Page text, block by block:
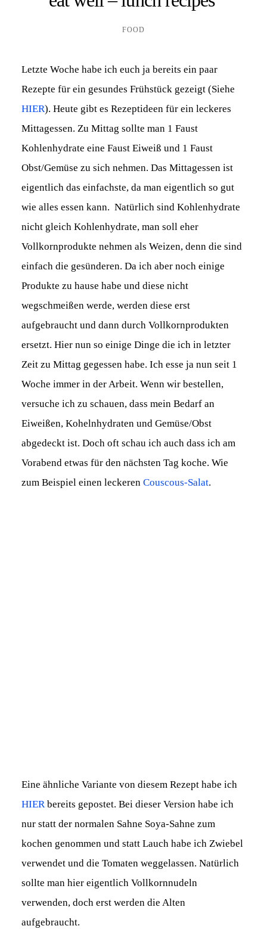
FOOD
Letzte Woche habe ich euch ja bereits ein paar
Rezepte für ein gesundes Frühstück gezeigt (Siehe
HIER). Heute gibt es Rezeptideen für ein leckeres
Mittagessen. Zu Mittag sollte man 1 Faust
Kohlenhydrate eine Faust Eiweiß und 1 Faust
Obst/Gemüse zu sich nehmen. Das Mittagessen ist
eigentlich das einfachste, da man eigentlich so gut
wie alles essen kann. Natürlich sind Kohlenhydrate
nicht gleich Kohlenhydrate, man soll eher
Vollkornprodukte nehmen als Weizen, denn die sind
einfach die gesünderen. Da ich aber noch einige
Produkte zu hause habe und diese nicht
wegschmeißen werde, werden diese erst
aufgebraucht und dann durch Vollkornprodukten
ersetzt. Hier nun so einige Dinge die ich in letzter
Zeit zu Mittag gegessen habe. Ich esse ja nun seit 1
Woche immer in der Arbeit. Wenn wir bestellen,
versuche ich zu schauen, dass mein Bedarf an
Eiweißen, Kohelnhydraten und Gemüse/Obst
abgedeckt ist. Doch oft schau ich auch dass ich am
Vorabend etwas für den nächsten Tag koche. Wie
zum Beispiel einen leckeren Couscous-Salat.
Eine ähnliche Variante von diesem Rezept habe ich
HIERbereits gepostet. Bei dieser Version habe ich
nur statt der normalen Sahne Soya-Sahne zum
kochen genommen und statt Lauch habe ich Zwiebel
verwendet und die Tomaten weggelassen. Natürlich
sollte man hier eigentlich Vollkornnudeln
verwenden, doch erst werden die Alten
aufgebraucht.